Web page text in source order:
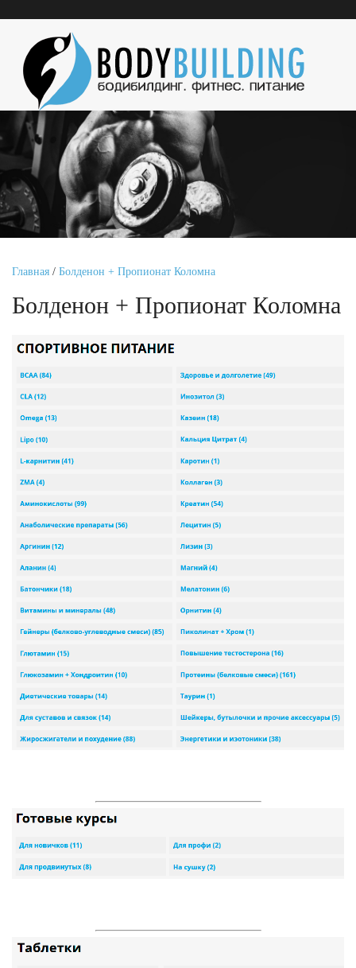
Главная / Болденон + Пропионат Коломна
Болденон + Пропионат Коломна